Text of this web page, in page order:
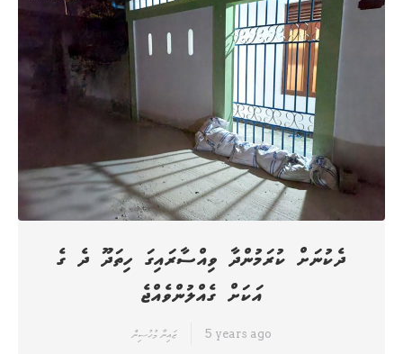
ދެކުނަށް ކުރަމުންދާ ވިއްސާރައިގަ ހިތަދޫ ދެ ގެ
އަކަށް ގެއްލުންވެއްޖެ
ޒައިނާ މުހުސިން 5 years ago